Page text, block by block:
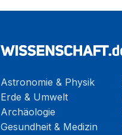
Astronomie & Physik
Erde & Umwelt
Archäologie
Gesundheit & Medizin